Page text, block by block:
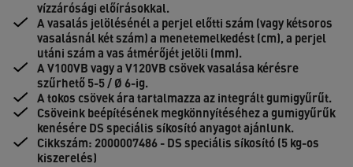
vízzárósági előírásokkal.
A vasalás jelölésénél a perjel előtti szám (vagy kétsoros
vasalásnál két szám) a menetemelkedést (cm), a perjel
utáni szám a vas átmérőjét jelöli (mm).
A V100VB vagy a V120VB csövek vasalása kérésre
szűrhető 5-5 / Ø 6-ig.
A tokos csövek ára tartalmazza az integrált gumigyűrűt.
Csöveink beépítésének megkönnyítéséhez a gumigyűrűk
kenésére DS speciális síkosító anyagot ajánlunk.
Cikkszám: 2000007486 - DS speciális síkosító (5 kg-os
kiszerelés)